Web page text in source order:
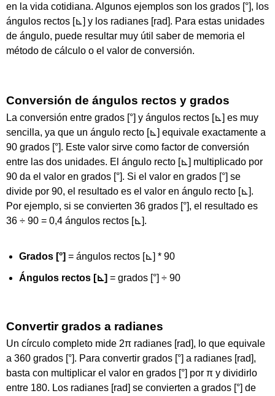
en la vida cotidiana. Algunos ejemplos son los grados [°], los
ángulos rectos [⊾] y los radianes [rad]. Para estas unidades
de ángulo, puede resultar muy útil saber de memoria el
método de cálculo o el valor de conversión.
Conversión de ángulos rectos y grados
La conversión entre grados [°] y ángulos rectos [⊾] es muy
sencilla, ya que un ángulo recto [⊾] equivale exactamente a
90 grados [°]. Este valor sirve como factor de conversión
entre las dos unidades. El ángulo recto [⊾] multiplicado por
90 da el valor en grados [°]. Si el valor en grados [°] se
divide por 90, el resultado es el valor en ángulo recto [⊾].
Por ejemplo, si se convierten 36 grados [°], el resultado es
36 ÷ 90 = 0,4 ángulos rectos [⊾].
Grados [°] = ángulos rectos [⊾] * 90
Ángulos rectos [⊾] = grados [°] ÷ 90
Convertir grados a radianes
Un círculo completo mide 2π radianes [rad], lo que equivale
a 360 grados [°]. Para convertir grados [°] a radianes [rad],
basta con multiplicar el valor en grados [°] por π y dividirlo
entre 180. Los radianes [rad] se convierten a grados [°] de